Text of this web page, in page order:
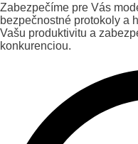
Zabezpečíme pre Vás
bezpečnostné protokoly a
Vašu produktivitu a
konkurenciou.